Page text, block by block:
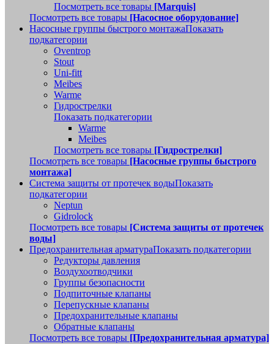
Посмотреть все товары [Marquis]
Посмотреть все товары [Насосное оборудование]
Насосные группы быстрого монтажаПоказать
подкатегории
Oventrop
Stout
Uni-fitt
Meibes
Warme
Гидрострелки
Показать подкатегории
Warme
Meibes
Посмотреть все товары [Гидрострелки]
Посмотреть все товары [Насосные группы быстрого
монтажа]
Система защиты от протечек водыПоказать
подкатегории
Neptun
Gidrolock
Посмотреть все товары [Система защиты от протечек
воды]
Предохранительная арматураПоказать подкатегории
Редукторы давления
Воздухоотводчики
Группы безопасности
Подпиточные клапаны
Перепускные клапаны
Предохранительные клапаны
Обратные клапаны
Посмотреть все товары [Предохранительная арматура]